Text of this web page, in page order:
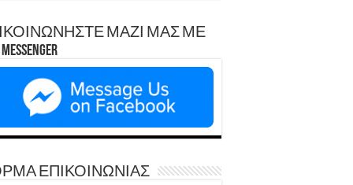
ΜΑΖΙ ΜΑΣ ΜΕ
ΕΠΙΚΟΙΝΩΝΙΑΣ